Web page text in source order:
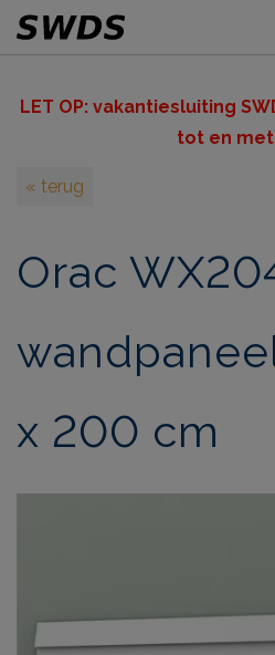
LET OP: vakantiesluiting
tot en met
« terug
Orac
x 200 cm